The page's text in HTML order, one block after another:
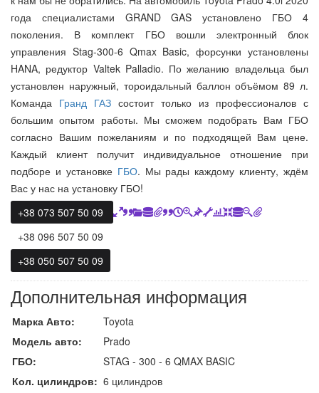
года специалистами GRAND GAS установлено ГБО 4
поколения. В комплект ГБО вошли электронный блок
управления Stag-300-6 Qmax Basic, форсунки установлены
HANA, редуктор Valtek Palladio. По желанию владельца был
установлен наружный, тороидальный баллон объёмом 89 л.
Команда Гранд ГАЗ состоит только из профессионалов с
большим опытом работы. Мы сможем подобрать Вам ГБО
согласно Вашим пожеланиям и по подходящей Вам цене.
Каждый клиент получит индивидуальное отношение при
подборе и установке ГБО. Мы рады каждому клиенту, ждём
Вас у нас на установку ГБО!
+38 073 507 50 09
+38 096 507 50 09
+38 050 507 50 09
Дополнительная информация
Марка Авто:
Toyota
Модель авто:
Prado
ГБО:
STAG - 300 - 6 QMAX BASIC
Кол. цилиндров: 6 цилиндров